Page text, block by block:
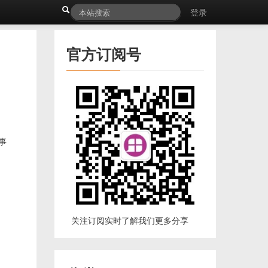
登录
官方订阅号
关注订阅实时了解我们更多分享